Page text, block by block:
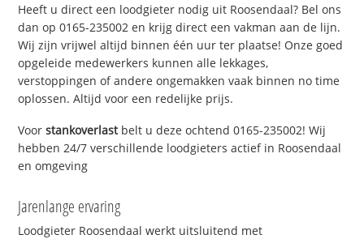
Heeft u direct een loodgieter nodig uit Roosendaal? Bel ons
dan op 0165-235002 en krijg direct een vakman aan de lijn.
Wij zijn vrijwel altijd binnen één uur ter plaatse! Onze goed
opgeleide medewerkers kunnen alle lekkages,
verstoppingen of andere ongemakken vaak binnen no time
oplossen. Altijd voor een redelijke prijs.
Voorstankoverlastbelt u deze ochtend 0165-235002! Wij
hebben 24/7 verschillende loodgieters actief in Roosendaal
en omgeving
Jarenlange ervaring
Loodgieter Roosendaal werkt uitsluitend met